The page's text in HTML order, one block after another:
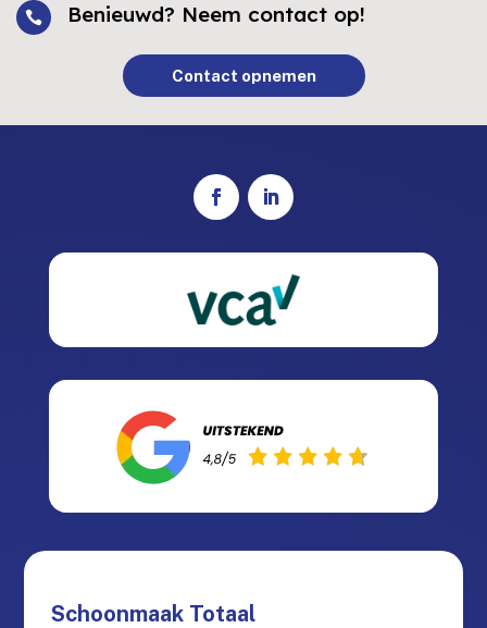
 Benieuwd? Neem contact op!
Contact opnemen
Schoonmaak Totaal